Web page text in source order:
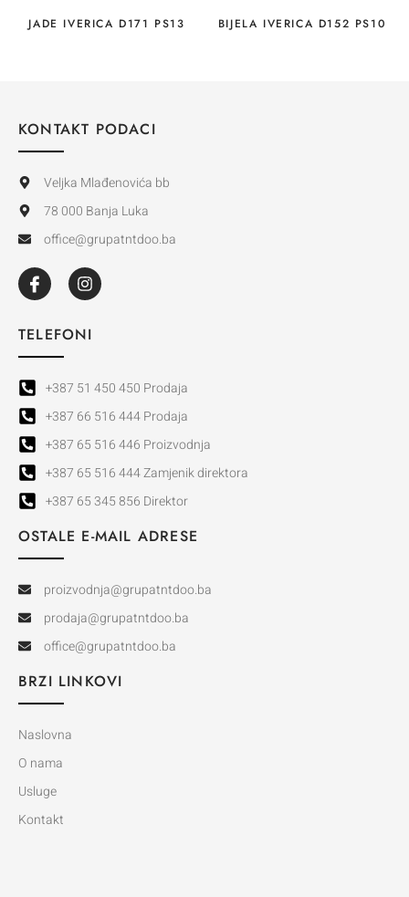
JADE IVERICA D171 PS13 BIJELA IVERICA D152 PS10
KONTAKT PODACI
Veljka Mlađenovića bb
78 000 Banja Luka
office@grupatntdoo.ba
TELEFONI
+387 51 450 450 Prodaja
+387 66 516 444 Prodaja
+387 65 516 446 Proizvodnja
+387 65 516 444 Zamjenik direktora
+387 65 345 856 Direktor
OSTALE E-MAIL ADRESE
proizvodnja@grupatntdoo.ba
prodaja@grupatntdoo.ba
office@grupatntdoo.ba
BRZI LINKOVI
Naslovna
O nama
Usluge
Kontakt